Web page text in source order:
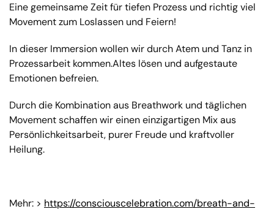
Eine gemeinsame Zeit für tiefen Prozess und richtig viel
Movement zum Loslassen und Feiern!
In dieser Immersion wollen wir durch Atem und Tanz in
Prozessarbeit kommen.Altes lösen und aufgestaute
Emotionen befreien.
Durch die Kombination aus Breathwork und täglichen
Movement schaffen wir einen einzigartigen Mix aus
Persönlichkeitsarbeit, purer Freude und kraftvoller
Heilung.
Mehr: > https://consciouscelebration.com/breath-and-